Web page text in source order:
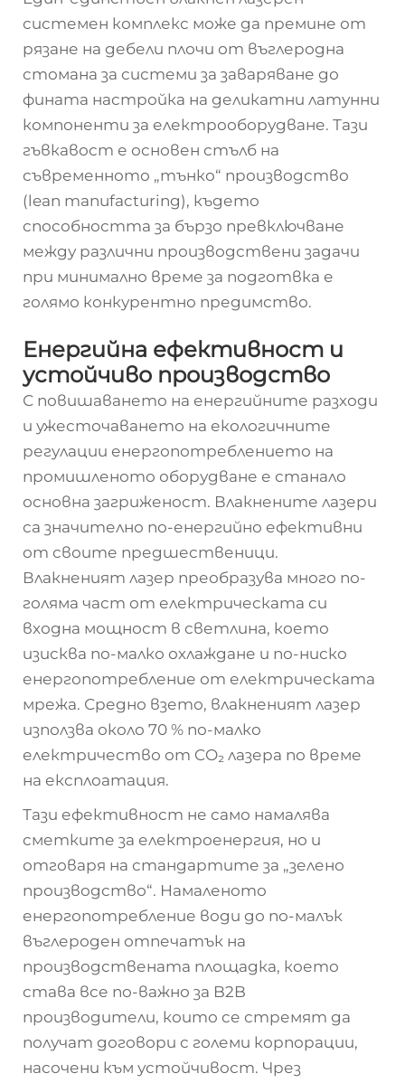
системен комплекс може да премине от
рязане на дебели плочи от въглеродна
стомана за системи за заваряване до
фината настройка на деликатни латунни
компоненти за електрооборудване. Тази
гъвкавост е основен стълб на
съвременното „тънко“ производство
(lean manufacturing), където
способността за бързо превключване
между различни производствени задачи
при минимално време за подготвка е
голямо конкурентно предимство.
Енергийна ефективност и
устойчиво производство
С повишаването на енергийните разходи
и ужесточаването на екологичните
регулации енергопотреблението на
промишленото оборудване е станало
основна загриженост. Влакнените лазери
са значително по-енергийно ефективни
от своите предшественици.
Влакненият лазер преобразува много по-
голяма част от електрическата си
входна мощност в светлина, което
изисква по-малко охлаждане и по-ниско
енергопотребление от електрическата
мрежа. Средно взето, влакненият лазер
използва около 70 % по-малко
електричество от CO₂ лазера по време
на експлоатация.
Тази ефективност не само намалява
сметките за електроенергия, но и
отговаря на стандартите за „зелено
производство“. Намаленото
енергопотребление води до по-малък
въглероден отпечатък на
производствената площадка, което
става все по-важно за B2B
производители, които се стремят да
получат договори с големи корпорации,
насочени към устойчивост. Чрез